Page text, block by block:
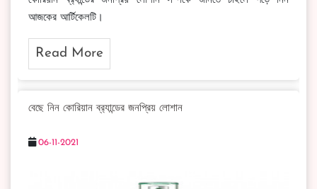
আজকের আর্টিকেলটি।
Read More
বেছে নিন কোরিয়ান ব্র‍্যান্ডের জনপ্রিয় লোশান
06-11-2021